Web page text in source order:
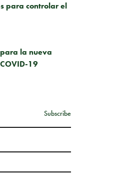
para controlar el
la nueva
19